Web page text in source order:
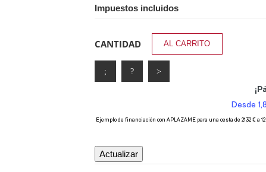
Impuestos incluidos
CANTIDAD AL CARRITO